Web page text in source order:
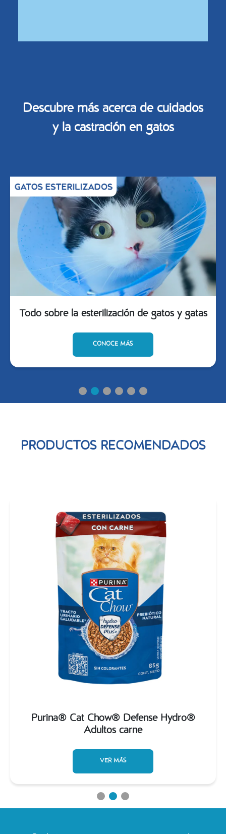
Descubre más acerca de cuidados
y la castraciónen gatos
Todo sobre la esterilización de gatos y gatas
CONOCE MÁS
PRODUCTOS RECOMENDADOS
Purina® Cat Chow® Defense Hydro®
Adultos carne
VER MÁS